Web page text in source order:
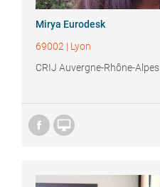
Mirya Eurodesk
69002 | Lyon
CRIJ Auvergne-Rhône-Alpes
